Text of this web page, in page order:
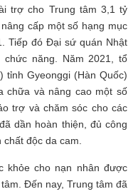
trợ cho Trung tâm 3,1 tỷ
cấp một số hạng mục
Tiếp đó Đại sứ quán Nhật
năng. Năm 2021, tổ
tỉnh Gyeonggi (Hàn Quốc)
chữa và nâng cao một số
trợ và chăm sóc cho các
dần hoàn thiện, đủ công
chất độc da cam.
khỏe cho nạn nhân được
Đến nay, Trung tâm đã